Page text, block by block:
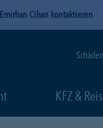
Emirhan Cihan kontaktieren
KFZ &